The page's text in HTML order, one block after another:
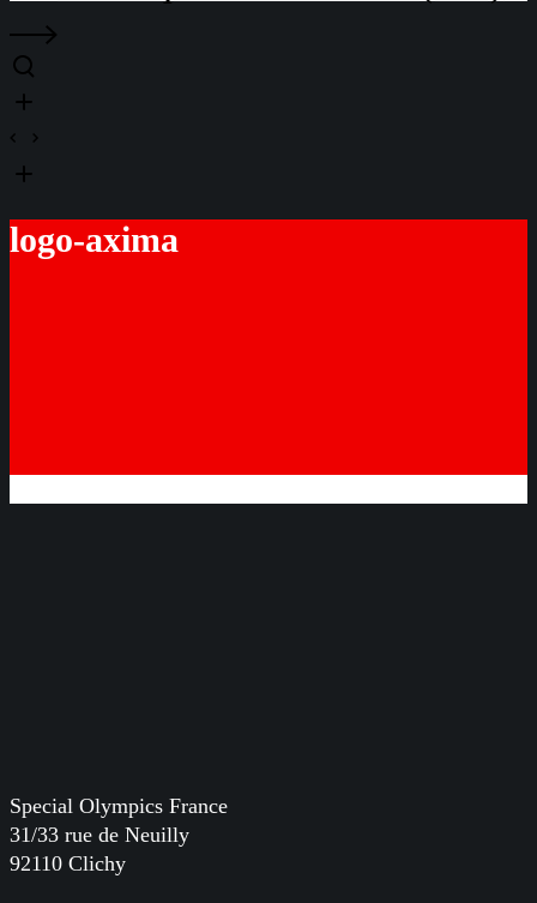
logo-axima
Special Olympics France
31/33 rue de Neuilly
92110 Clichy